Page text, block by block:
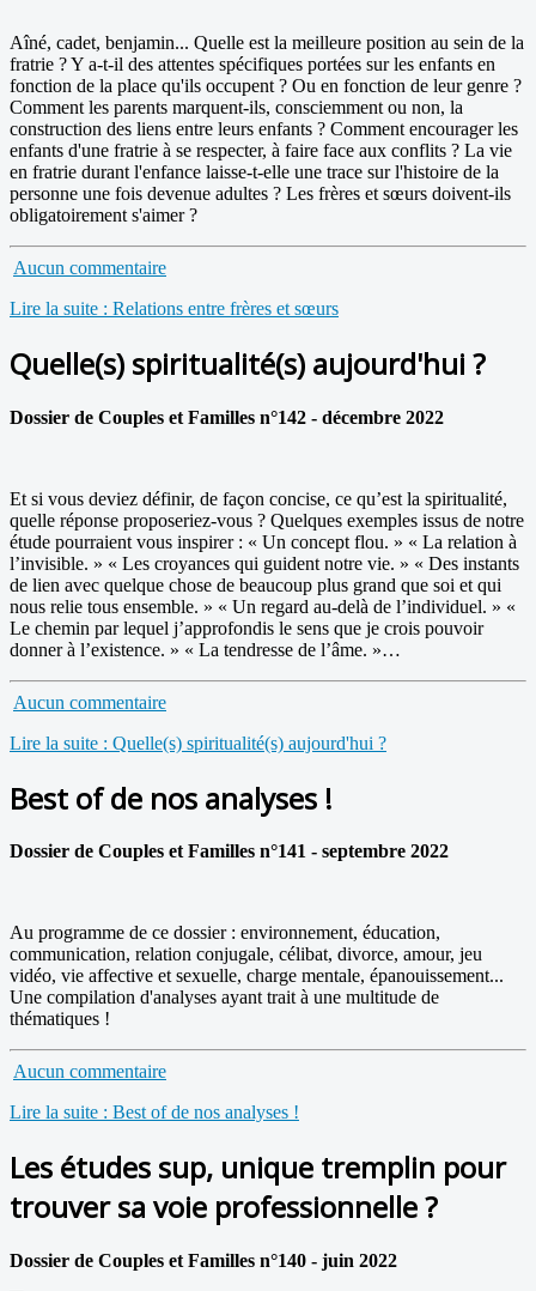
Aîné, cadet, benjamin... Quelle est la meilleure position au sein de la
fratrie ? Y a-t-il des attentes spécifiques portées sur les enfants en
fonction de la place qu'ils occupent ? Ou en fonction de leur genre ?
Comment les parents marquent-ils, consciemment ou non, la
construction des liens entre leurs enfants ? Comment encourager les
enfants d'une fratrie à se respecter, à faire face aux conflits ? La vie
en fratrie durant l'enfance laisse-t-elle une trace sur l'histoire de la
personne une fois devenue adultes ? Les frères et sœurs doivent-ils
obligatoirement s'aimer ?
Aucun commentaire
Lire la suite : Relations entre frères et sœurs
Quelle(s) spiritualité(s) aujourd'hui ?
Dossier de Couples et Familles n°142 - décembre 2022
Et si vous deviez définir, de façon concise, ce qu’est la spiritualité,
quelle réponse proposeriez-vous ? Quelques exemples issus de notre
étude pourraient vous inspirer : « Un concept flou. » « La relation à
l’invisible. » « Les croyances qui guident notre vie. » « Des instants
de lien avec quelque chose de beaucoup plus grand que soi et qui
nous relie tous ensemble. » « Un regard au-delà de l’individuel. » «
Le chemin par lequel j’approfondis le sens que je crois pouvoir
donner à l’existence. » « La tendresse de l’âme. »…
Aucun commentaire
Lire la suite : Quelle(s) spiritualité(s) aujourd'hui ?
Best of de nos analyses !
Dossier de Couples et Familles n°141 - septembre 2022
Au programme de ce dossier : environnement, éducation,
communication, relation conjugale, célibat, divorce, amour, jeu
vidéo, vie affective et sexuelle, charge mentale, épanouissement...
Une compilation d'analyses ayant trait à une multitude de
thématiques !
Aucun commentaire
Lire la suite : Best of de nos analyses !
Les études sup, unique tremplin pour
trouver sa voie professionnelle ?
Dossier de Couples et Familles n°140 - juin 2022